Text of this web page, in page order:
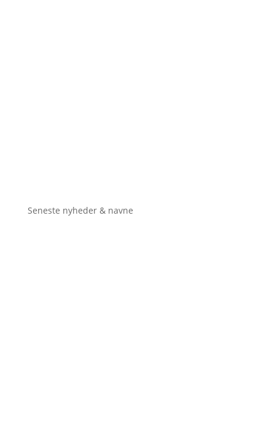
Seneste nyheder & navne